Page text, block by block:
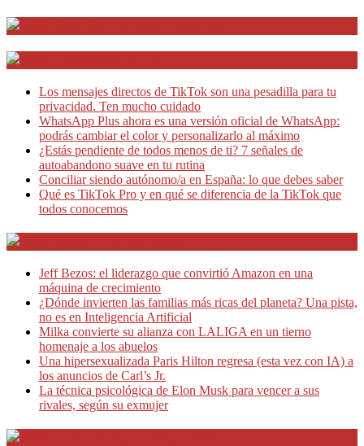
Los mensajes directos de TikTok son una pesadilla para tu
privacidad. Ten mucho cuidado
WhatsApp Plus ahora es una versión oficial de WhatsApp:
podrás cambiar el color y personalizarlo al máximo
¿Estás pendiente de todos menos de ti? 7 señales de
autoabandono suave en tu rutina
Conciliar siendo autónomo/a en España: lo que debes saber
Qué es TikTok Pro y en qué se diferencia de la TikTok que
todos conocemos
Jeff Bezos: el liderazgo que convirtió Amazon en una
máquina de crecimiento
¿Dónde invierten las familias más ricas del planeta? Una pista,
no es en Inteligencia Artificial
Milka convierte su alianza con LALIGA en un tierno
homenaje a los abuelos
Una hipersexualizada Paris Hilton regresa (esta vez con IA) a
los anuncios de Carl’s Jr.
La técnica psicológica de Elon Musk para vencer a sus
rivales, según su exmujer